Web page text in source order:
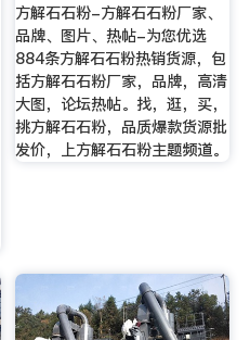
方解石石粉-方解石石粉厂家、
品牌、图片、热帖-为您优选
884条方解石石粉热销货源，包
括方解石石粉厂家，品牌，高清
大图，论坛热帖。找，逛，买，
挑方解石石粉，品质爆款货源批
发价，上方解石石粉主题频道。